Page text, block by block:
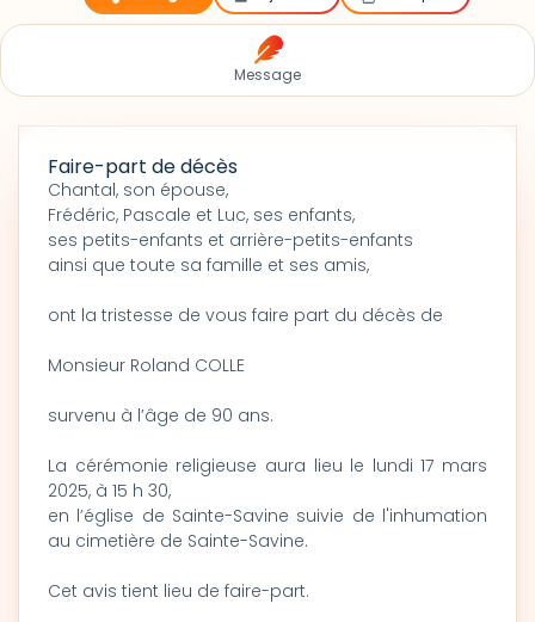
Message
Faire-part de décès
Chantal, son épouse,
Frédéric, Pascale et Luc, ses enfants,
ses petits-enfants et arrière-petits-enfants
ainsi que toute sa famille et ses amis,
ont la tristesse de vous faire part du décès de
Monsieur Roland COLLE
survenu à l’âge de 90 ans.
La cérémonie religieuse aura lieu le lundi 17 mars
2025, à 15 h 30,
en l’église de Sainte-Savine suivie de l'inhumation
au cimetière de Sainte-Savine.
Cet avis tient lieu de faire-part.